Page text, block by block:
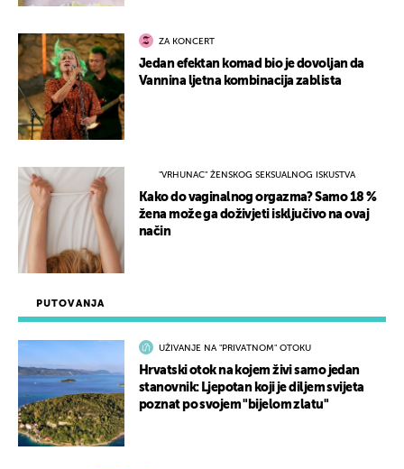
PUTOVANJA
UŽIVANJE NA "PRIVATNOM" OTOKU
Hrvatski otok na kojem živi samo jedan
stanovnik: Ljepotan koji je diljem svijeta
poznat po svojem "bijelom zlatu"
ZA KONCERT
Jedan efektan komad bio je dovoljan da
Vannina ljetna kombinacija zablista
"VRHUNAC" ŽENSKOG SEKSUALNOG ISKUSTVA
Kako do vaginalnog orgazma? Samo 18 %
žena može ga doživjeti isključivo na ovaj
način